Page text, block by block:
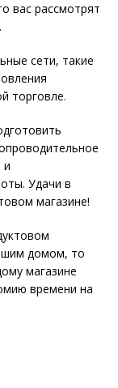
вас рассмотрят
сети, такие
торговле.
и
Удачи в
магазине!
домом, то
магазине
времени на